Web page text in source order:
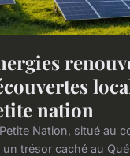
nation
Nation, situé au
un trésor caché au